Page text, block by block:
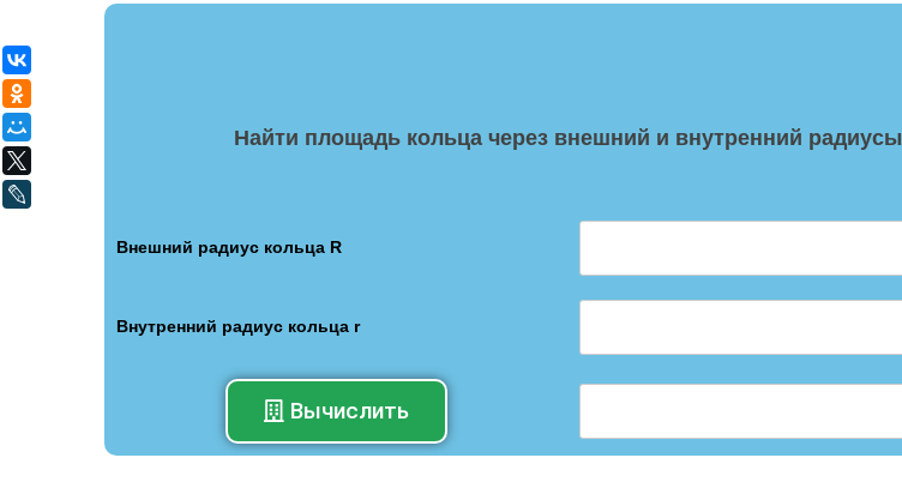
Найти площадь кольца через внешний и внутренний радиусы
Внешний радиус кольца R
Внутренний радиус кольца r
Вычислить